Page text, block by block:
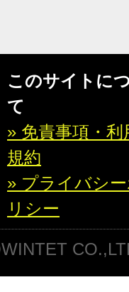
このサイトに
て
» 免責事項・利
規約
» プライバシ
リシー